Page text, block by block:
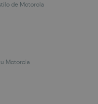
de Motorola
Motorola